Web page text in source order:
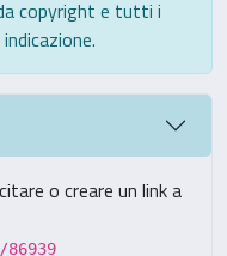
copyright e tutti i
o creare un link a